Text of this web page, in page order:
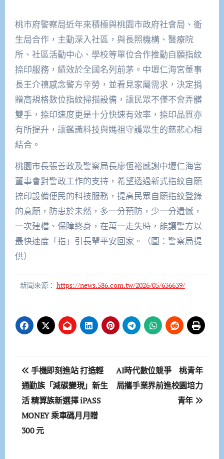
桃市府警察局近年來積極與桃園市政府社會局、衛
生局合作，主動深入社區，與長照機構、醫療院
所、社區活動中心、學校等單位合作推動自願指紋
捺印服務，績效於全國名列前茅。中壢仁海宮董事
長王介禧感念警方辛勞，並看見家屬需求，決定捐
贈高規格數位指紋掃描設備，讓民眾不僅不會弄髒
雙手，捺印速度更是十分快速有效率，捺印品質亦
有所提升，讓鑑識科技與媽祖守護眾生的慈悲心相
結合。
桃園市長張善政及警察局長廖恆裕感謝中壢仁海宮
董事會對警政工作的支持，希望透過新式指紋自願
捺印設備便民的科技服務，提高民眾自願指紋登錄
的意願，防患於未然，多一分預防，少一分遺憾，
一次建檔、保障終身，在萬一走失時，能讓警方以
最快速度「指」引長輩平安回家。（圖：警察局提
供）
新聞來源： https://news.586.com.tw/2026/05/636639/
文
章
導
覽
手機即刻進站 打造輕
通勤族「減碳變現」新生
活 精算族新選擇 iPASS
MONEY 乘車碼月月贈
300 元
AI時代數位競爭 桃青年
局攜手業界前進校園培力
青年